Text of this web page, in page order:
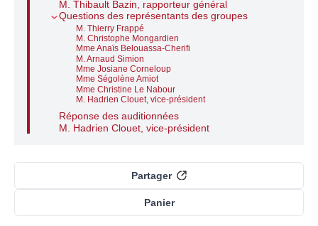
M. Thibault Bazin, rapporteur général
Questions des représentants des groupes
M. Thierry Frappé
M. Christophe Mongardien
Mme Anaïs Belouassa-Cherifi
M. Arnaud Simion
Mme Josiane Corneloup
Mme Ségolène Amiot
Mme Christine Le Nabour
M. Hadrien Clouet, vice-président
Réponse des auditionnées
M. Hadrien Clouet, vice-président
Panier
Partager